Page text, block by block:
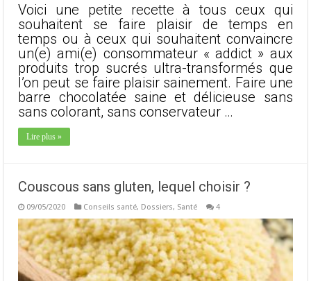
Voici une petite recette à tous ceux qui
souhaitent se faire plaisir de temps en
temps ou à ceux qui souhaitent convaincre
un(e) ami(e) consommateur « addict » aux
produits trop sucrés ultra-transformés que
l’on peut se faire plaisir sainement. Faire une
barre chocolatée saine et délicieuse sans
sans colorant, sans conservateur …
Lire plus »
Couscous sans gluten, lequel choisir ?
09/05/2020 Conseils santé, Dossiers, Santé 4